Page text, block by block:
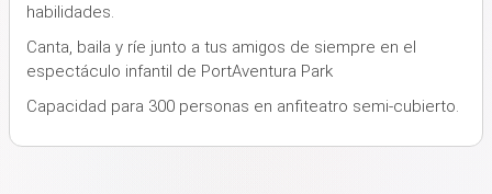
habilidades.
Canta, baila y ríe junto a tus amigos de siempre en el
espectáculo infantil de PortAventura Park
Capacidad para 300 personas en anfiteatro semi-cubierto.